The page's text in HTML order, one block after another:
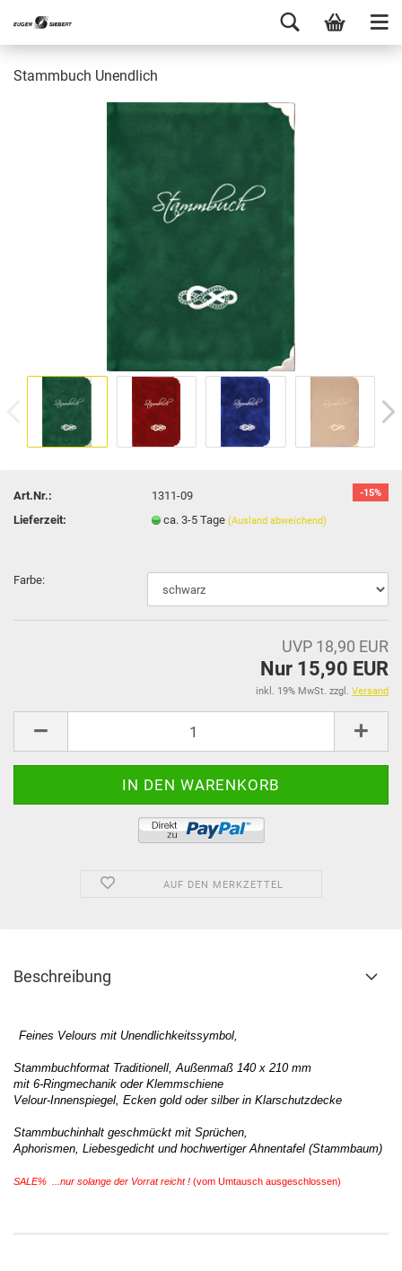
Stammbuch Unendlich
-15%
Art.Nr.:
1311-09
Lieferzeit:
ca. 3-5 Tage(Ausland abweichend)
Farbe:
UVP 18,90 EUR
Nur 15,90 EUR
inkl. 19% MwSt. zzgl. Versand
AUF DEN MERKZETTEL
Beschreibung
Feines Velours mit Unendlichkeitssymbol,
Stammbuchformat Traditionell, Außenmaß 140 x 210 mm
mit 6-Ringmechanik oder Klemmschiene
Velour-Innenspiegel, Ecken gold oder silber in Klarschutzdecke
Stammbuchinhalt geschmückt mit Sprüchen,
Aphorismen, Liebesgedicht und hochwertiger Ahnentafel (Stammbaum)
SALE% ...nur solange der Vorrat reicht ! (vom Umtausch ausgeschlossen)